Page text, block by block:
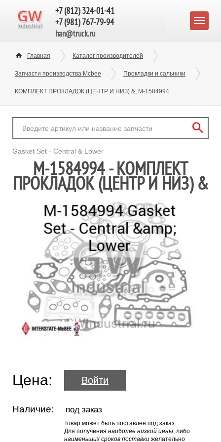
+7 (812) 324-01-41
+7 (981) 767-79-94
han@truck.ru
Главная Каталог производителей
Запчасти производства Mcbee Прокладки и сальники
КОМПЛЕКТ ПРОКЛАДОК (ЦЕНТР И НИЗ) &, M-1584994
Gasket Set - Central & Lower
M-1584994 - КОМПЛЕКТ
ПРОКЛАДОК (ЦЕНТР И НИЗ) &
Цена: Войти
Наличие: под заказ
Товар может быть поставлен под заказ.
Для получения наиболее низкой цены, либо
наименьших сроков поставки желательно